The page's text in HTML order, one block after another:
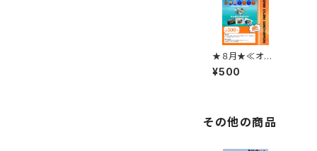
★８月★≪オン
ライン≫ ガチャ
¥500
その他の商品